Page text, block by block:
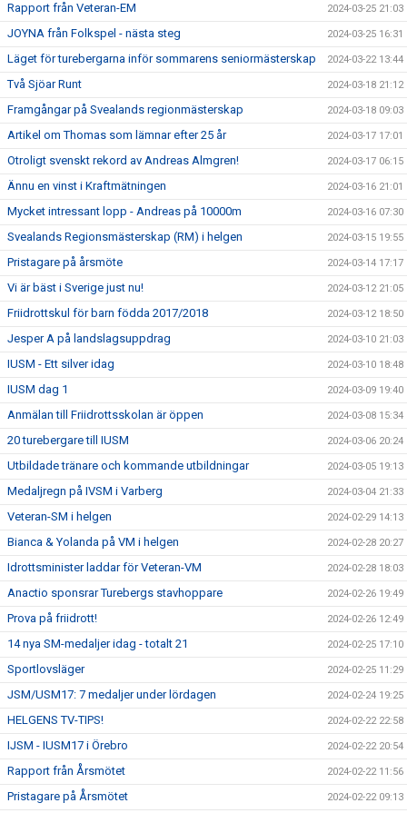
Rapport från Veteran-EM 2024-03-25 21:03
JOYNA från Folkspel - nästa steg 2024-03-25 16:31
Läget för turebergarna inför sommarens seniormästerskap 2024-03-22 13:44
Två Sjöar Runt 2024-03-18 21:12
Framgångar på Svealands regionmästerskap 2024-03-18 09:03
Artikel om Thomas som lämnar efter 25 år 2024-03-17 17:01
Otroligt svenskt rekord av Andreas Almgren! 2024-03-17 06:15
Ännu en vinst i Kraftmätningen 2024-03-16 21:01
Mycket intressant lopp - Andreas på 10000m 2024-03-16 07:30
Svealands Regionsmästerskap (RM) i helgen 2024-03-15 19:55
Pristagare på årsmöte 2024-03-14 17:17
Vi är bäst i Sverige just nu! 2024-03-12 21:05
Friidrottskul för barn födda 2017/2018 2024-03-12 18:50
Jesper A på landslagsuppdrag 2024-03-10 21:03
IUSM - Ett silver idag 2024-03-10 18:48
IUSM dag 1 2024-03-09 19:40
Anmälan till Friidrottsskolan är öppen 2024-03-08 15:34
20 turebergare till IUSM 2024-03-06 20:24
Utbildade tränare och kommande utbildningar 2024-03-05 19:13
Medaljregn på IVSM i Varberg 2024-03-04 21:33
Veteran-SM i helgen 2024-02-29 14:13
Bianca & Yolanda på VM i helgen 2024-02-28 20:27
Idrottsminister laddar för Veteran-VM 2024-02-28 18:03
Anactio sponsrar Turebergs stavhoppare 2024-02-26 19:49
Prova på friidrott! 2024-02-26 12:49
14 nya SM-medaljer idag - totalt 21 2024-02-25 17:10
Sportlovsläger 2024-02-25 11:29
JSM/USM17: 7 medaljer under lördagen 2024-02-24 19:25
HELGENS TV-TIPS! 2024-02-22 22:58
IJSM - IUSM17 i Örebro 2024-02-22 20:54
Rapport från Årsmötet 2024-02-22 11:56
Pristagare på Årsmötet 2024-02-22 09:13